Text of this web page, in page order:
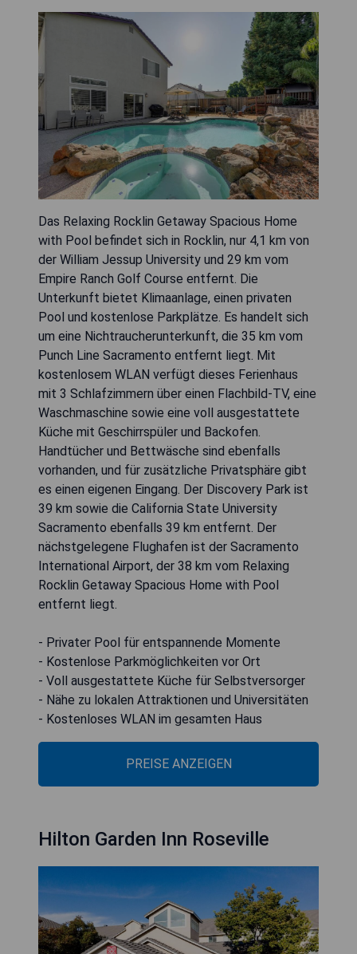
Das Relaxing Rocklin Getaway Spacious Home
with Pool befindet sich in Rocklin, nur 4,1 km von
der William Jessup University und 29 km vom
Empire Ranch Golf Course entfernt. Die
Unterkunft bietet Klimaanlage, einen privaten
Pool und kostenlose Parkplätze. Es handelt sich
um eine Nichtraucherunterkunft, die 35 km vom
Punch Line Sacramento entfernt liegt. Mit
kostenlosem WLAN verfügt dieses Ferienhaus
mit 3 Schlafzimmern über einen Flachbild-TV, eine
Waschmaschine sowie eine voll ausgestattete
Küche mit Geschirrspüler und Backofen.
Handtücher und Bettwäsche sind ebenfalls
vorhanden, und für zusätzliche Privatsphäre gibt
es einen eigenen Eingang. Der Discovery Park ist
39 km sowie die California State University
Sacramento ebenfalls 39 km entfernt. Der
nächstgelegene Flughafen ist der Sacramento
International Airport, der 38 km vom Relaxing
Rocklin Getaway Spacious Home with Pool
entfernt liegt.
- Privater Pool für entspannende Momente
- Kostenlose Parkmöglichkeiten vor Ort
- Voll ausgestattete Küche für Selbstversorger
- Nähe zu lokalen Attraktionen und Universitäten
- Kostenloses WLAN im gesamten Haus
PREISE ANZEIGEN
Hilton Garden Inn Roseville